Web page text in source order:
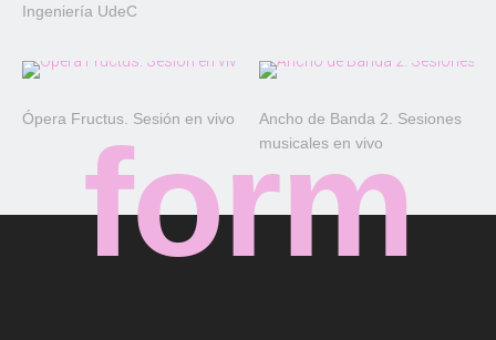
Ingeniería UdeC
Ópera Fructus. Sesión en vivo
Ancho de Banda 2. Sesiones
musicales en vivo
form